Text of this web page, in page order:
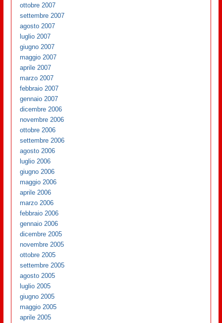
ottobre 2007
settembre 2007
agosto 2007
luglio 2007
giugno 2007
maggio 2007
aprile 2007
marzo 2007
febbraio 2007
gennaio 2007
dicembre 2006
novembre 2006
ottobre 2006
settembre 2006
agosto 2006
luglio 2006
giugno 2006
maggio 2006
aprile 2006
marzo 2006
febbraio 2006
gennaio 2006
dicembre 2005
novembre 2005
ottobre 2005
settembre 2005
agosto 2005
luglio 2005
giugno 2005
maggio 2005
aprile 2005